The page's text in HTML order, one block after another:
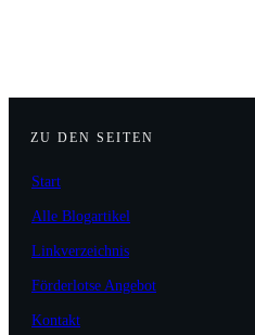
ZU DEN SEITEN
Start
Alle Blogartikel
Linkverzeichnis
Förderlotse Angebot
Kontakt